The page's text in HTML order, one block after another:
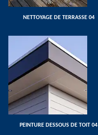
NETTOYAGE DE TERRASSE 04
PEINTURE DESSOUS DE TOIT 04